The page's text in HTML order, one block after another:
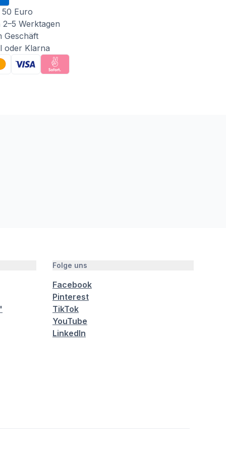
Euro
Werktagen
Geschäft
oder Klarna
Folge uns
Facebook
Pinterest
TikTok
YouTube
LinkedIn